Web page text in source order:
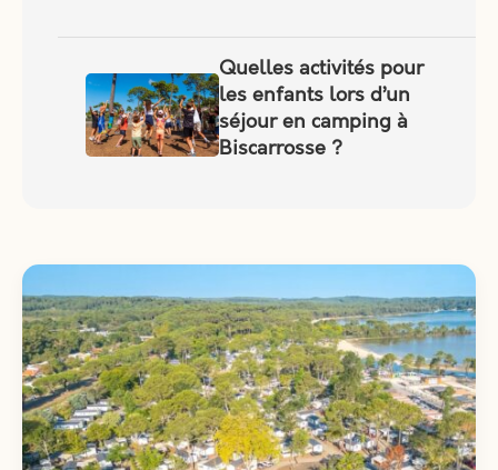
Quelles activités pour
les enfants lors d’un
séjour en camping à
Biscarrosse ?